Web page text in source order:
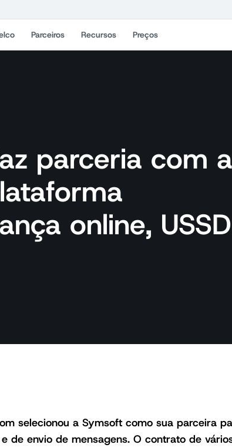
Parceiros Recursos Preços
parceria com a
online,
selecionou a Symsoft como sua parceira
de envio de mensagens. O contrato de